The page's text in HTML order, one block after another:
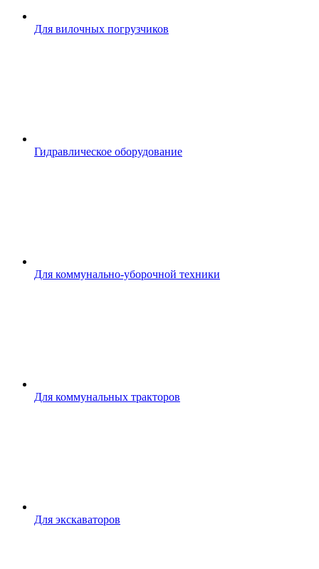
Для вилочных погрузчиков
Гидравлическое оборудование
Для коммунально-уборочной техники
Для коммунальных тракторов
Для экскаваторов